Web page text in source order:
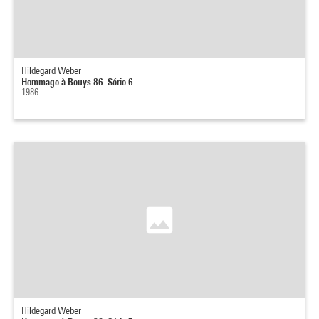
Hildegard Weber
Hommage à Beuys 86. Série 6
1986
Hildegard Weber